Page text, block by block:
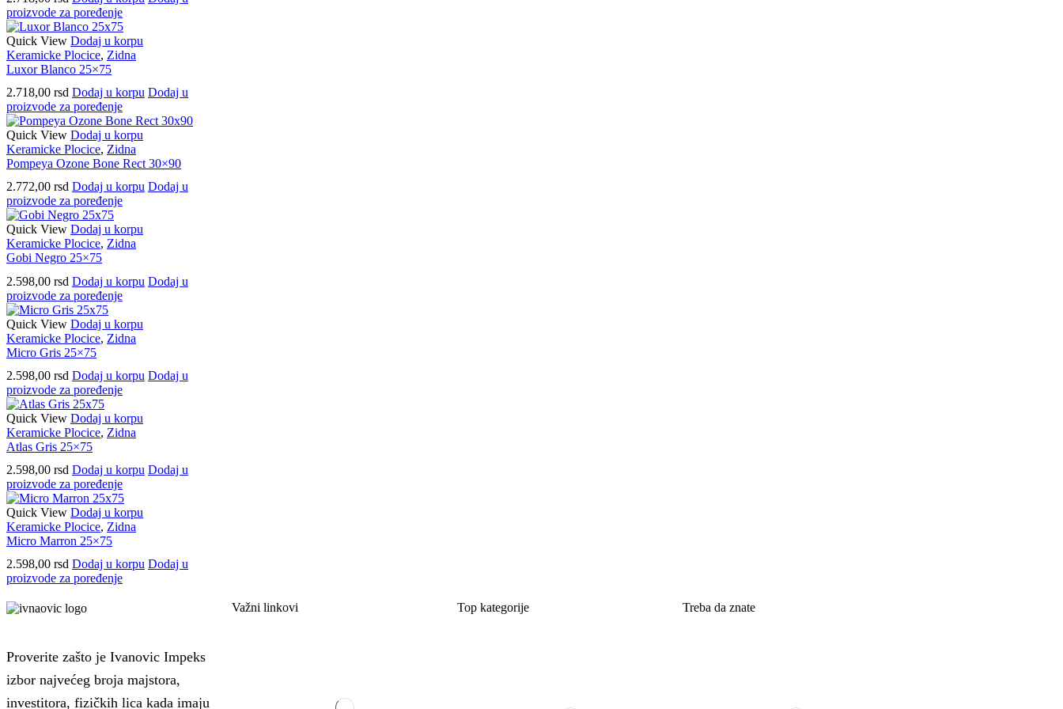
proizvode za poređenje
Quick View Dodaj u korpu
Keramicke Plocice, Zidna
Luxor Blanco 25×75
2.718,00 rsd Dodaj u korpu Dodaj u
proizvode za poređenje
Quick View Dodaj u korpu
Keramicke Plocice, Zidna
Pompeya Ozone Bone Rect 30×90
2.772,00 rsd Dodaj u korpu Dodaj u
proizvode za poređenje
Quick View Dodaj u korpu
Keramicke Plocice, Zidna
Gobi Negro 25×75
2.598,00 rsd Dodaj u korpu Dodaj u
proizvode za poređenje
Quick View Dodaj u korpu
Keramicke Plocice, Zidna
Micro Gris 25×75
2.598,00 rsd Dodaj u korpu Dodaj u
proizvode za poređenje
Quick View Dodaj u korpu
Keramicke Plocice, Zidna
Atlas Gris 25×75
2.598,00 rsd Dodaj u korpu Dodaj u
proizvode za poređenje
Quick View Dodaj u korpu
Keramicke Plocice, Zidna
Micro Marron 25×75
2.598,00 rsd Dodaj u korpu Dodaj u
proizvode za poređenje
Proverite zašto je Ivanovic Impeks
izbor najvećeg broja majstora,
investitora, fizičkih lica kada imaju
Važni linkovi Top kategorije Treba da znate